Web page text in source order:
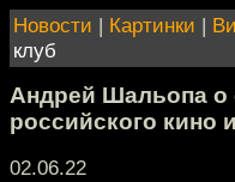
Новости | Картинки |
клуб
Андрей Шальопа о
российского кино
02.06.22